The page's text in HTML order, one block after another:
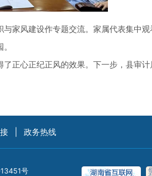
风建设作专题交流。家属代表集中
心正纪正风的效果。下一步，县审
政务热线
号